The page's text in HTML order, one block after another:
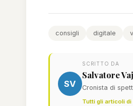
consigli digitale
SV
SCRITTO DA
Salvatore
Cronista di
Tutti gli articoli